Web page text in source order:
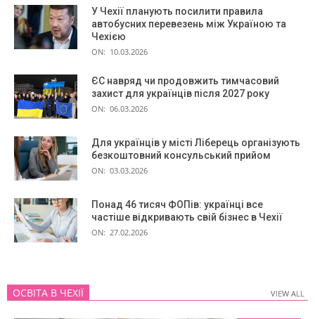
У Чехії планують посилити правила
автобусних перевезень між Україною та
Чехією
ON: 10.03.2026
ЄС навряд чи продовжить тимчасовий
захист для українців після 2027 року
ON: 06.03.2026
Для українців у місті Ліберець організують
безкоштовний консульський прийом
ON: 03.03.2026
Понад 46 тисяч ФОПів: українці все
частіше відкривають свій бізнес в Чехії
ON: 27.02.2026
ОСВІТА В ЧЕХІЇ VIEW ALL
VIEW ALL